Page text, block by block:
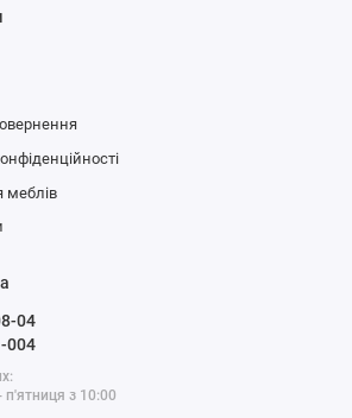
меблів
04
004
п'ятниця з 10:00